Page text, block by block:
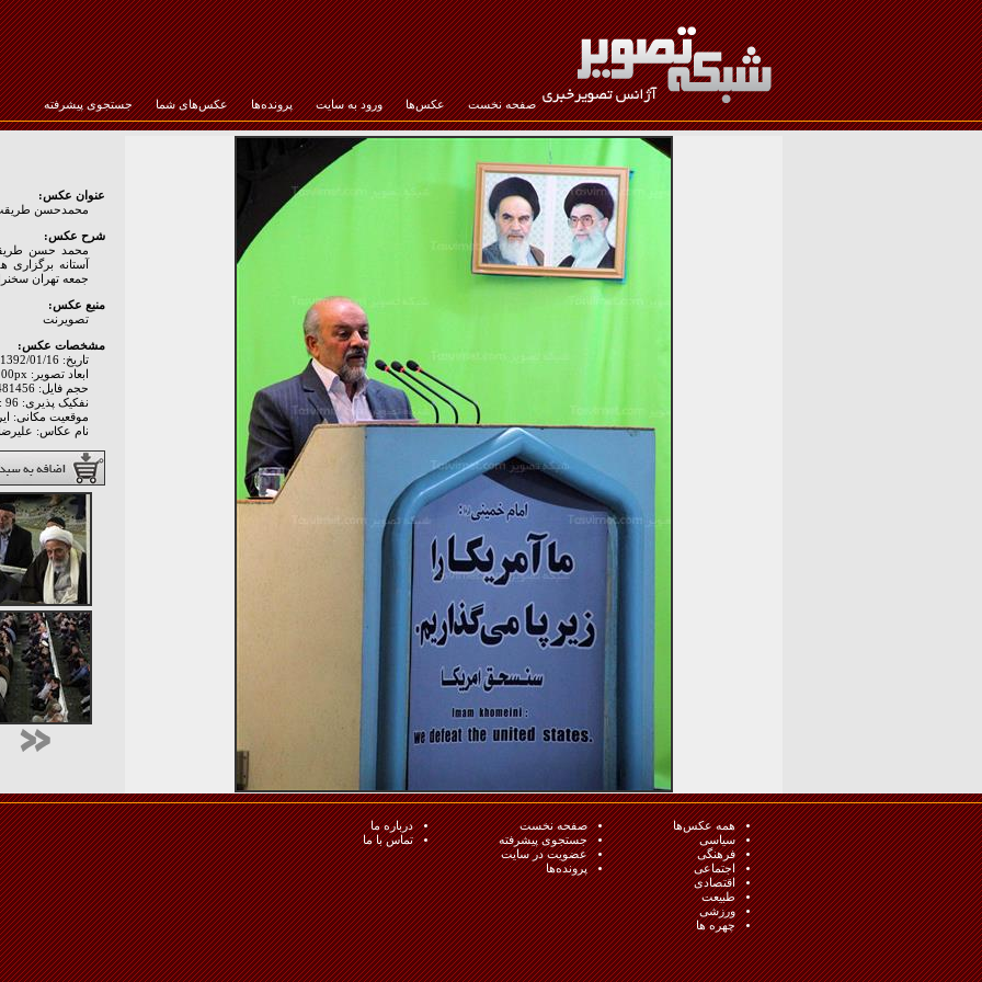
صفحه نخست عکس‌ها ورود به سایت پرونده‌ها عکس‌های شما جستجوی پیشرفته
نام کاربری : رمز عبور :
عنوان عکس:
محمدحسن
شرح عکس:
محمد حسن
آستانه
جمعه تهران
منبع عکس:
تصويرنت
مشخصات عکس:
تاریخ: 1392/01/16
ابعاد تصویر: 2133px * 3200px
حجم فایل: 481456 Byte
نفکیک پذیری: Hor: 96 - Ver: 96
موقعیت مکانی:
نام عکاس:
همه عکس‌ها
سیاسی
فرهنگی
اجتماعی
اقتصادی
طبيعت
ورزشی
چهره ها
صفحه نخست
جستجوی پیشرفته
عضویت در سایت
پرونده‌ها
درباره ما
تماس با ما